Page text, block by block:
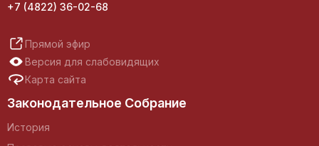
+7 (4822) 36-02-68
Прямой эфир
Версия для слабовидящих
Карта сайта
Законодательное Собрание
История